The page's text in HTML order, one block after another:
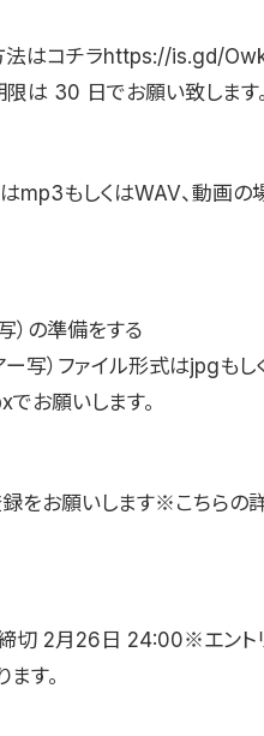
はコチラhttps://is.gd/
は 30 日でお願い致します
mp3もしくはWAV、動画の
）の準備をする
ー写）ファイル形式はjpgも
お願いします。
をお願いします※こちらの
締切 2月26日 24:00※エン
す。